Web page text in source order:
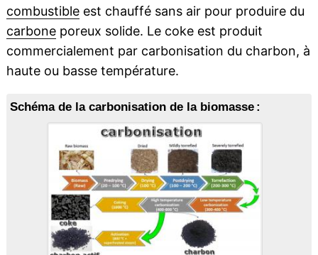
combustibleest chauffé sans air pour produire du
carboneporeux solide. Le coke est produit
commercialement par carbonisation du charbon, à
haute ou basse température.
Schéma de la carbonisation de la biomasse :